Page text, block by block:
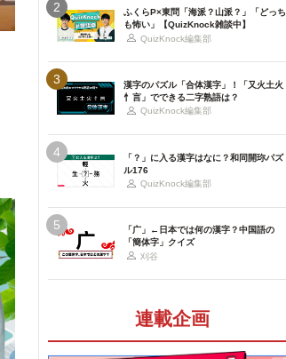
2
ふくらP×東問「海派？山派？」「どっち
も怖い」【QuizKnock雑談中】
QuizKnock編集部
3
漢字のパズル「合体漢字」！「又火土火
忄言」でできる二字熟語は？
QuizKnock編集部
4
「？」に入る漢字はなに？和同開珎パズ
ル176
QuizKnock編集部
5
「广」←日本では何の漢字？中国語の
「簡体字」クイズ
刈谷
連載企画